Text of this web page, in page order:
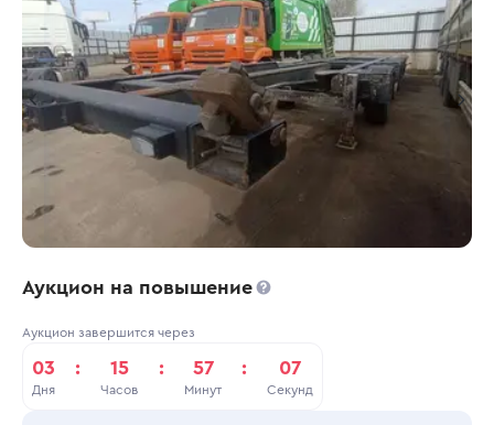
Аукцион на повышение
Аукцион завершится через
03
Дня
: 15
Часов
: 57
Минут
: 07
Секунд